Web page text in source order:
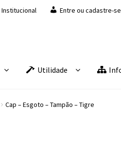
Institucional Entre ou cadastre-se
Utilidade
Cap – Esgoto – Tampão – Tigre